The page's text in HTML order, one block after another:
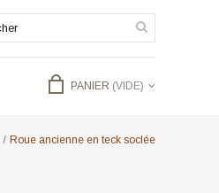
PANIER (VIDE)
Roue ancienne en teck soclée